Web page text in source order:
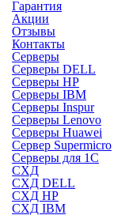
Гарантия
Акции
Отзывы
Контакты
Серверы
Серверы DELL
Серверы HP
Серверы IBM
Серверы Inspur
Серверы Lenovo
Серверы Huawei
Сервер Supermicro
Серверы для 1C
СХД
СХД DELL
СХД HP
СХД IBM